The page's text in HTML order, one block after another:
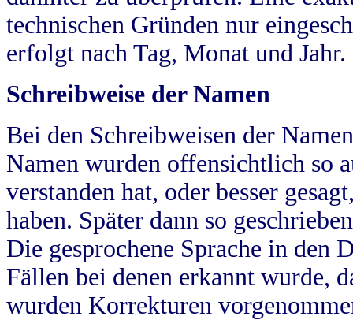
technischen Gründen nur
erfolgt nach Tag, Monat und Jahr.
Schreibweise der Namen
Bei den Schreibweisen der
Namen wurden offensichtlich so
verstanden hat, oder besser
haben. Später dann so
Die gesprochene Sprache in
Fällen bei denen erkannt wurde,
wurden Korrekturen